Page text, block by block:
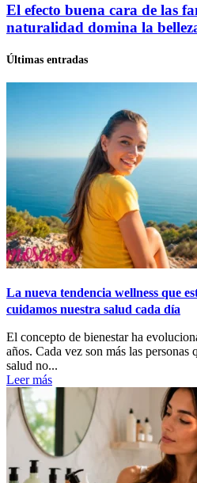
El efecto buena cara de las
naturalidad domina la
Últimas entradas
La nueva tendencia wellness que
cuidamos nuestra salud cada día
El concepto de bienestar ha
años. Cada vez son más las personas
salud no...
Leer más